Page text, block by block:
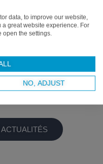
4 :
Joseph a décidé de
jeunes générations.
data, to improve our website,
great website experience. For
the settings.
NO, ADJUST